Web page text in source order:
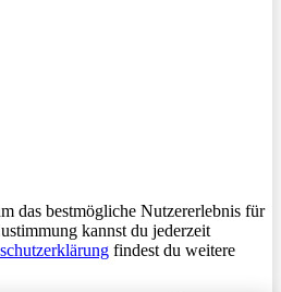
das bestmögliche Nutzererlebnis für
kannst du jederzeit
findest du weitere